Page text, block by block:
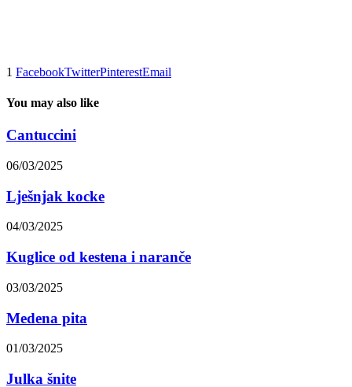
1 FacebookTwitterPinterestEmail
You may also like
Cantuccini
06/03/2025
Lješnjak kocke
04/03/2025
Kuglice od kestena i naranče
03/03/2025
Medena pita
01/03/2025
Julka šnite